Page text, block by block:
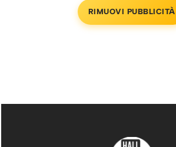
RIMUOVI PUBBLICITÀ